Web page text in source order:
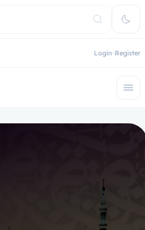
Login Register